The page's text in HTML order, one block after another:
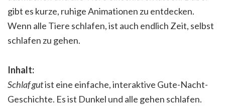
gibt es kurze, ruhige Animationen zu entdecken.
Wenn alle Tiere schlafen, ist auch endlich Zeit, selbst
schlafen zu gehen.
Inhalt:
Schlaf gutist eine einfache, interaktive Gute-Nacht-
Geschichte. Es ist Dunkel und alle gehen schlafen.